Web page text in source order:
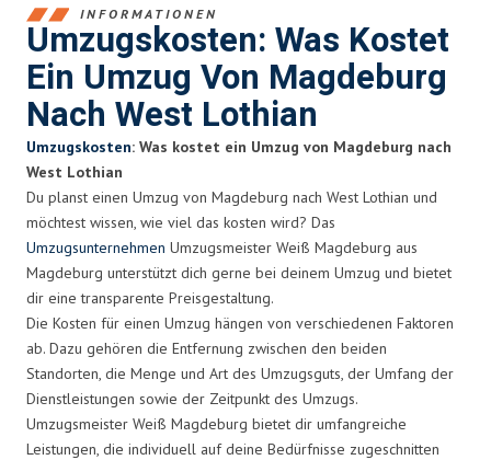
INFORMATIONEN
Umzugskosten: Was Kostet
Ein Umzug Von Magdeburg
Nach West Lothian
Umzugskosten: Was kostet ein Umzug von Magdeburg nach
West Lothian
Du planst einen Umzug von Magdeburg nach West Lothian und
möchtest wissen, wie viel das kosten wird? Das
Umzugsunternehmen Umzugsmeister Weiß Magdeburg aus
Magdeburg unterstützt dich gerne bei deinem Umzug und bietet
dir eine transparente Preisgestaltung.
Die Kosten für einen Umzug hängen von verschiedenen Faktoren
ab. Dazu gehören die Entfernung zwischen den beiden
Standorten, die Menge und Art des Umzugsguts, der Umfang der
Dienstleistungen sowie der Zeitpunkt des Umzugs.
Umzugsmeister Weiß Magdeburg bietet dir umfangreiche
Leistungen, die individuell auf deine Bedürfnisse zugeschnitten